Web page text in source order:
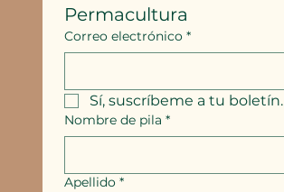
Permacultura
Correo electrónico *
Sí, suscríbeme a tu boletín.
Nombre de pila *
Apellido *